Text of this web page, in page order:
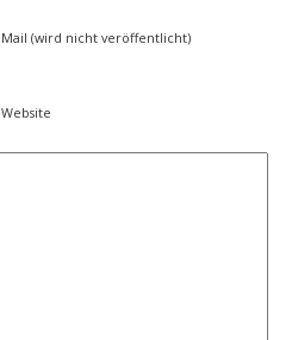
Mail (wird nicht veröffentlicht)
Website